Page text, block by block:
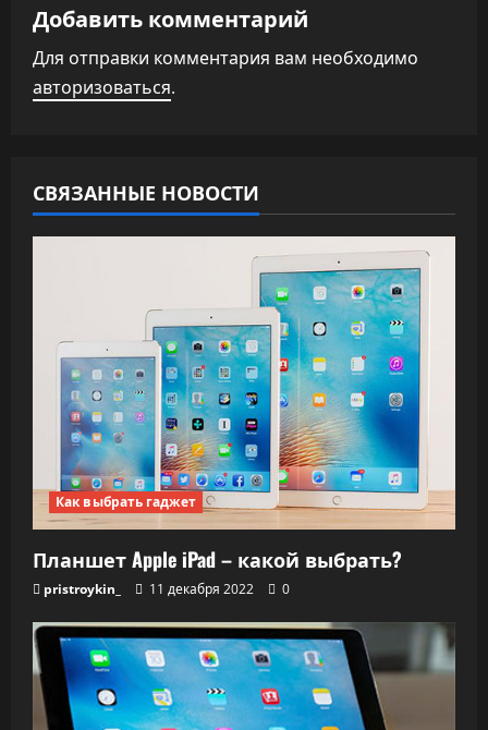
а
ц
и
п
с
я
м
Добавить комментарий
Для отправки комментария вам необходимо
авторизоваться.
СВЯЗАННЫЕ НОВОСТИ
Как выбрать гаджет
Планшет Apple iPad – какой выбрать?
pristroykin_ 11 декабря 2022 0